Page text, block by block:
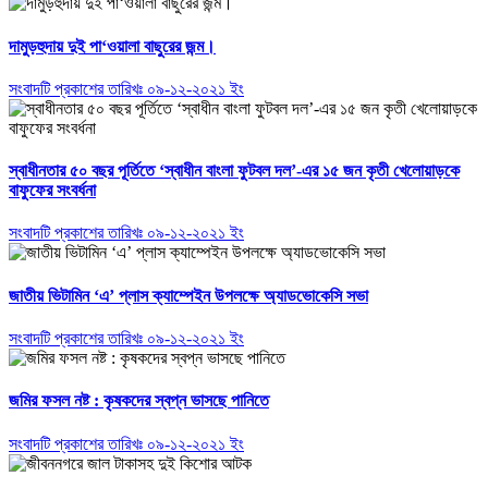
দামুড়হুদায় দুই পা‘ওয়ালা বাছুরের জন্ম।
সংবাদটি প্রকাশের তারিখঃ ০৯-১২-২০২১ ইং
স্বাধীনতার ৫০ বছর পূর্তিতে ‘স্বাধীন বাংলা ফুটবল দল’-এর ১৫ জন কৃতী খেলোয়াড়কে
বাফুফের সংবর্ধনা
সংবাদটি প্রকাশের তারিখঃ ০৯-১২-২০২১ ইং
জাতীয় ভিটামিন ‘এ’ প্লাস ক্যাম্পেইন উপলক্ষে অ্যাডভোকেসি সভা
সংবাদটি প্রকাশের তারিখঃ ০৯-১২-২০২১ ইং
জমির ফসল নষ্ট : কৃষকদের স্বপ্ন ভাসছে পানিতে
সংবাদটি প্রকাশের তারিখঃ ০৯-১২-২০২১ ইং